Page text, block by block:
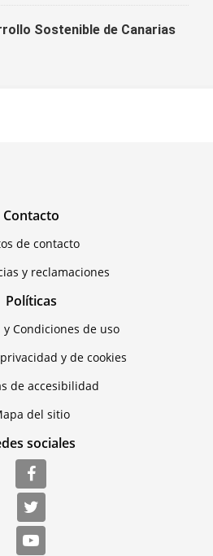
Sostenible de Canarias
Contacto
de contacto
y reclamaciones
Políticas
y Condiciones de uso
y de cookies
de accesibilidad
del sitio
sociales